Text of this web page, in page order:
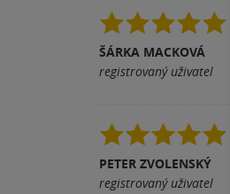
ŠÁRKA MACKOVÁ
registrovaný uživatel
PETER ZVOLENSKÝ
registrovaný uživatel